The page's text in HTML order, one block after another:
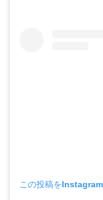
この投稿を